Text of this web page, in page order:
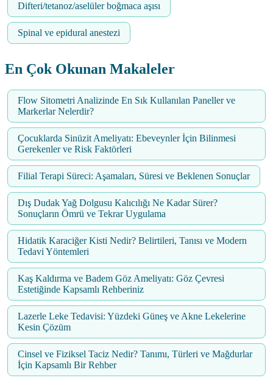
Difteri/tetanoz/aselüler boğmaca aşısı
Spinal ve epidural anestezi
En Çok Okunan Makaleler
Flow Sitometri Analizinde En Sık Kullanılan Paneller ve
Markerlar Nelerdir?
Çocuklarda Sinüzit Ameliyatı: Ebeveynler İçin Bilinmesi
Gerekenler ve Risk Faktörleri
Filial Terapi Süreci: Aşamaları, Süresi ve Beklenen Sonuçlar
Dış Dudak Yağ Dolgusu Kalıcılığı Ne Kadar Sürer?
Sonuçların Ömrü ve Tekrar Uygulama
Hidatik Karaciğer Kisti Nedir? Belirtileri, Tanısı ve Modern
Tedavi Yöntemleri
Kaş Kaldırma ve Badem Göz Ameliyatı: Göz Çevresi
Estetiğinde Kapsamlı Rehberiniz
Lazerle Leke Tedavisi: Yüzdeki Güneş ve Akne Lekelerine
Kesin Çözüm
Cinsel ve Fiziksel Taciz Nedir? Tanımı, Türleri ve Mağdurlar
İçin Kapsamlı Bir Rehber